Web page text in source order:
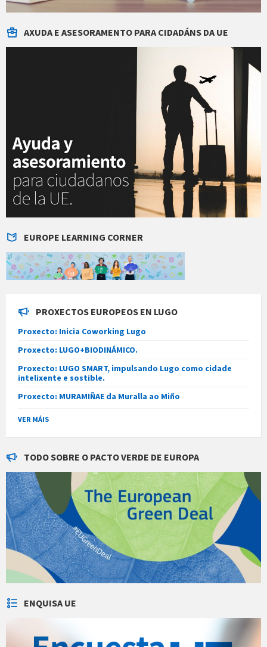
AXUDA E ASESORAMENTO PARA CIDADÁNS DA UE
EUROPE LEARNING CORNER
PROXECTOS EUROPEOS EN LUGO
Proxecto: Inicia Coworking Lugo
Proxecto: LUGO+BIODINÁMICO.
Proxecto: LUGO SMART, impulsando Lugo como cidade
intelixente e sostible.
Proxecto: MURAMIÑAE da Muralla ao Miño
VER MÁIS
TODO SOBRE O PACTO VERDE DE EUROPA
ENQUISA UE